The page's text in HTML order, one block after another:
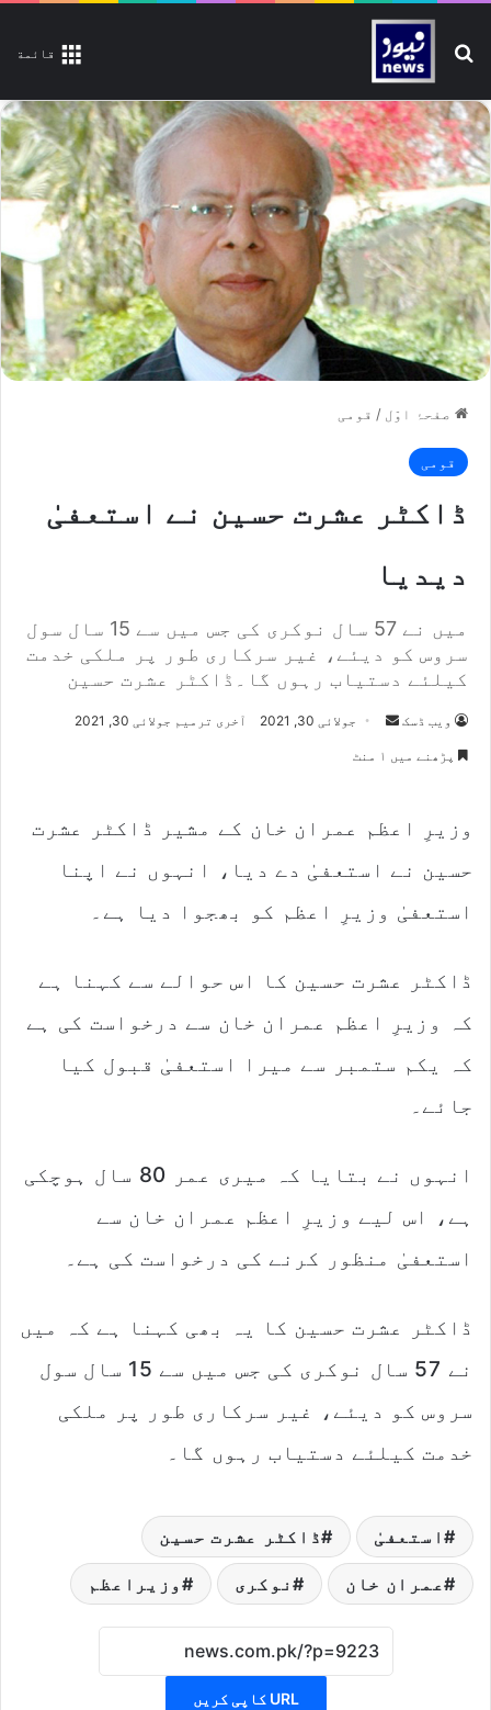
قائمة تلاش کیجیے
صفحۂ اوّل / قومی
قومی
ڈاکٹر عشرت حسین نے استعفیٰ
دیدیا
میں نے 57 سال نوکری کی جس میں سے 15 سال سول
سروس کو دیئے، غیر سرکاری طور پر ملکی خدمت
کیلئے دستیاب رہوں گا۔ڈاکٹر عشرت حسین
ویب ڈسک
Send جولائی 30, 2021 آخری ترمیم جولائی 30, 2021
پڑھنے میں ۱ منٹ
وزیرِ اعظم عمران خان کے مشیر ڈاکٹر عشرت
حسین نے استعفیٰ دے دیا، انہوں نے اپنا
استعفیٰ وزیرِ اعظم کو بھجوا دیا ہے۔
ڈاکٹر عشرت حسین کا اس حوالے سے کہنا ہے
کہ وزیرِ اعظم عمران خان سے درخواست کی ہے
کہ یکم ستمبر سے میرا استعفیٰ قبول کیا
جائے۔
انہوں نے بتایا کہ میری عمر 80 سال ہوچکی
ہے، اس لیے وزیرِ اعظم عمران خان سے
استعفیٰ منظور کرنے کی درخواست کی ہے۔
ڈاکٹر عشرت حسین کا یہ بھی کہنا ہے کہ میں
نے 57 سال نوکری کی جس میں سے 15 سال سول
سروس کو دیئے، غیر سرکاری طور پر ملکی
خدمت کیلئے دستیاب رہوں گا۔
استعفیٰ ڈاکٹر عشرت حسین
عمران خان نوکری وزیراعظم
URL کاپی کریں